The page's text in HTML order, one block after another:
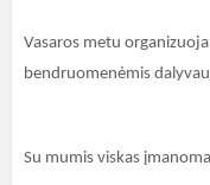
Vasaros metu
bendruomenėmis
Su mumis viskas